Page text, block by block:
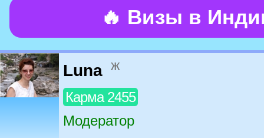
🔥 Визы в
Luna ж
Карма 2455
Модератор